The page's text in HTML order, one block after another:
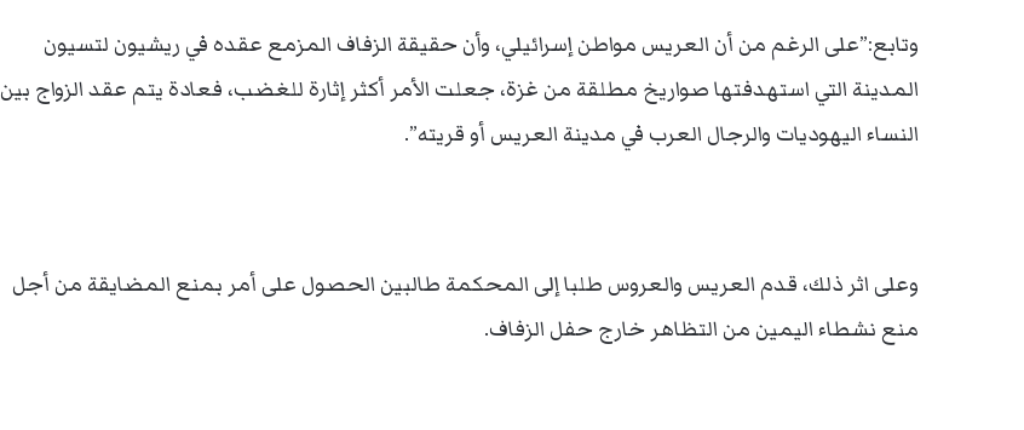
وتابع:”على الرغم من أن العريس مواطن إسرائيلي، وأن حقيقة الزفاف المزمع عقده في ريشيون لتسيون
المدينة التي استهدفتها صواريخ مطلقة من غزة، جعلت الأمر أكثر إثارة للغضب، فعادة يتم عقد الزواج بين
النساء اليهوديات والرجال العرب في مدينة العريس أو قريته”.
وعلى اثر ذلك، قدم العريس والعروس طلبا إلى المحكمة طالبين الحصول على أمر بمنع المضايقة من أجل
منع نشطاء اليمين من التظاهر خارج حفل الزفاف.